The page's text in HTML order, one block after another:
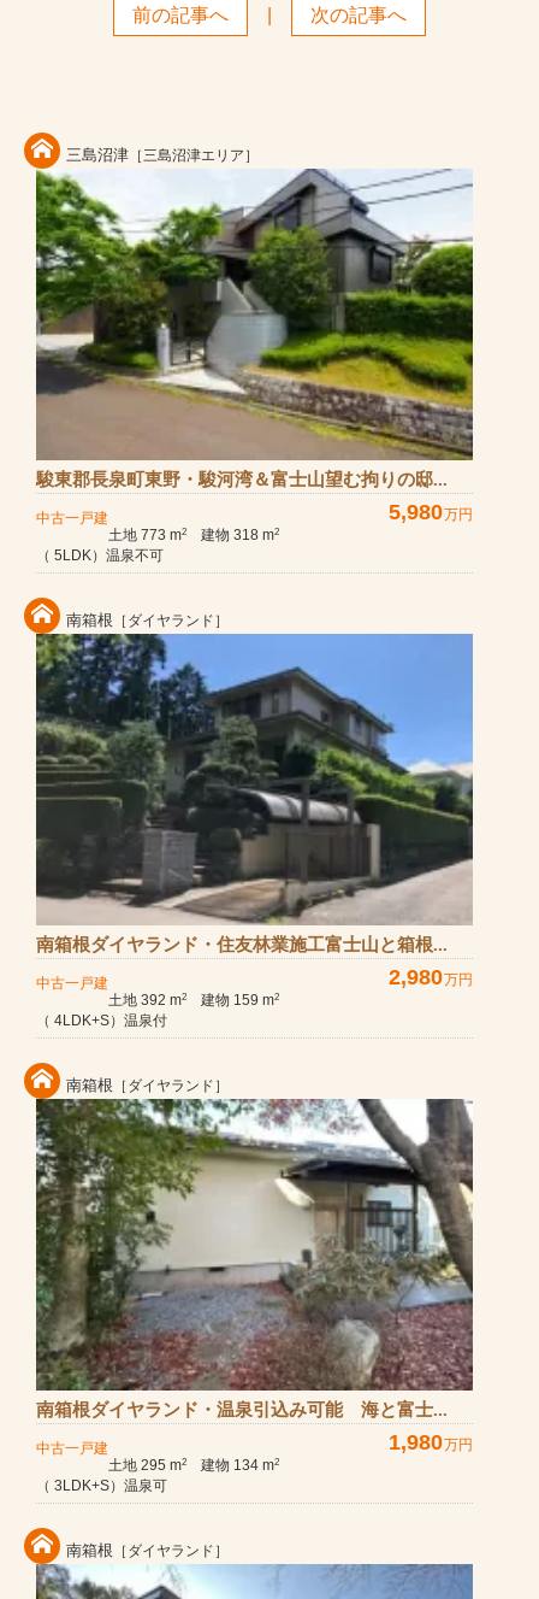
前の記事へ 次の記事へ
三島沼津 ［三島沼津エリア］
駿東郡長泉町東野・駿河湾＆富士山望む拘りの邸...
中古一戸建 5,980万円
土地 773 m2 建物 318 m2
（ 5LDK）温泉不可
南箱根 ［ダイヤランド］
南箱根ダイヤランド・住友林業施工富士山と箱根...
中古一戸建 2,980万円
土地 392 m2 建物 159 m2
（ 4LDK+S）温泉付
南箱根 ［ダイヤランド］
南箱根ダイヤランド・温泉引込み可能 海と富士...
中古一戸建 1,980万円
土地 295 m2 建物 134 m2
（ 3LDK+S）温泉可
南箱根 ［ダイヤランド］